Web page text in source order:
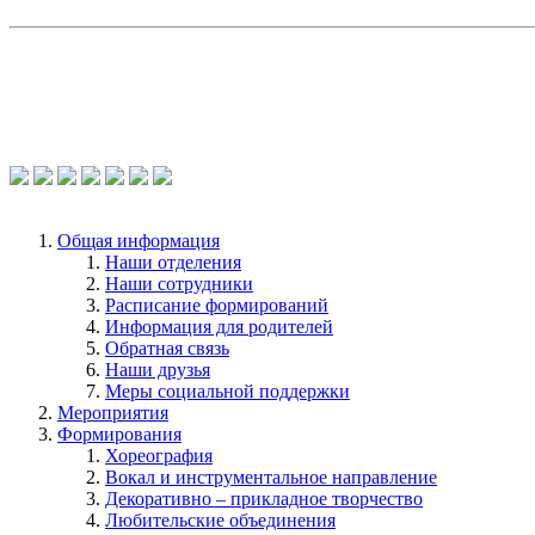
Общая информация
Наши отделения
Наши сотрудники
Расписание формирований
Информация для родителей
Обратная связь
Наши друзья
Меры социальной поддержки
Мероприятия
Формирования
Хореография
Вокал и инструментальное направление
Декоративно – прикладное творчество
Любительские объединения